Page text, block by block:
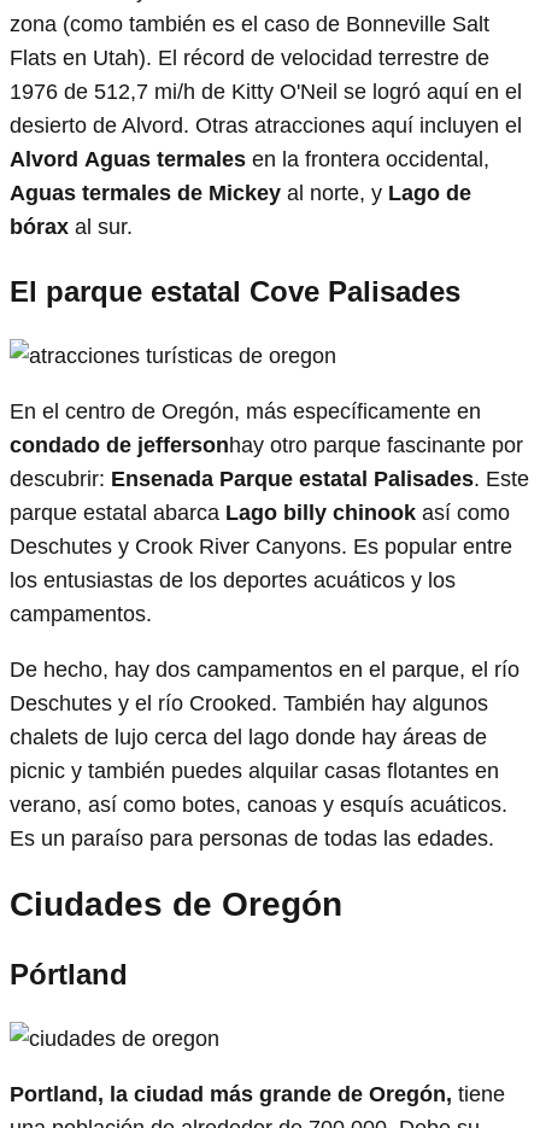
zona (como también es el caso de Bonneville Salt
Flats en Utah). El récord de velocidad terrestre de
1976 de 512,7 mi/h de Kitty O'Neil se logró aquí en el
desierto de Alvord. Otras atracciones aquí incluyen el
Alvord Aguas termales en la frontera occidental,
Aguas termales de Mickey al norte, y Lago de
bórax al sur.
El parque estatal Cove Palisades
En el centro de Oregón, más específicamente en
condado de jeffersonhay otro parque fascinante por
descubrir: Ensenada Parque estatal Palisades. Este
parque estatal abarca Lago billy chinook así como
Deschutes y Crook River Canyons. Es popular entre
los entusiastas de los deportes acuáticos y los
campamentos.
De hecho, hay dos campamentos en el parque, el río
Deschutes y el río Crooked. También hay algunos
chalets de lujo cerca del lago donde hay áreas de
picnic y también puedes alquilar casas flotantes en
verano, así como botes, canoas y esquís acuáticos.
Es un paraíso para personas de todas las edades.
Ciudades de Oregón
Pórtland
Portland, la ciudad más grande de Oregón, tiene